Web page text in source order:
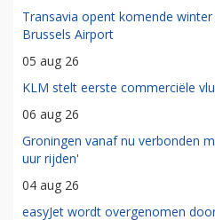
Transavia opent komende
Brussels Airport
05 aug 26
KLM stelt eerste commerciële
06 aug 26
Groningen vanaf nu verbonden
uur rijden'
04 aug 26
easyJet wordt overgenomen